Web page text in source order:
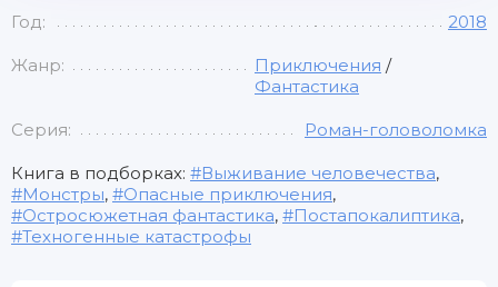
Год: 2018
Жанр: Приключения /
Фантастика
Серия: Роман-головоломка
Книга в подборках: Выживание человечества,
Монстры, Опасные приключения,
Остросюжетная фантастика, Постапокалиптика,
Техногенные катастрофы